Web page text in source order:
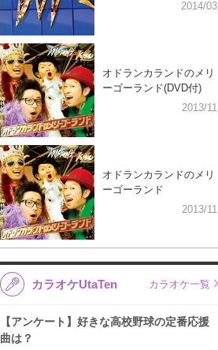
2014/03
オドランカランドのメリ
ーゴーランド(DVD付)
2013/11
オドランカランドのメリ
ーゴーランド
2013/11
カラオケUtaTen カラオケ一覧
【アンケート】好きな高校野球の定番応援
曲は？